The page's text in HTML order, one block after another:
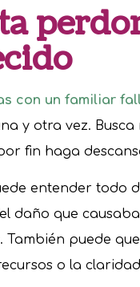
con un familiar
y otra vez. Busca
fin haga
entender todo
daño que
puede
o la